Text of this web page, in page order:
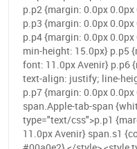
p.p2 {margin: 0.0px
p.p3 {margin: 0.0px
p.p4 {margin: 0.0px
min-height: 15.0px} p.p5
font: 11.0px Avenir} p.p6
text-align: justify; line-
p.p7 {margin: 0.0px
span.Apple-tab-span
type="text/css">p.p1
11.0px Avenir} span.s1